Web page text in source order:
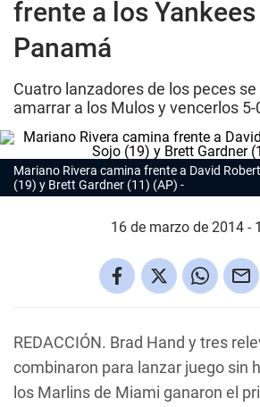
frente a los Yankees
Panamá
Cuatro lanzadores de los peces
amarrar a los Mulos y vencerlos 5-
Mariano Rivera camina frente a David
(19) y Brett Gardner (11) (AP)
16 de marzo de 2014 -
REDACCIÓN. Brad Hand y tres
combinaron para lanzar juego sin
los Marlins de Miami ganaron el